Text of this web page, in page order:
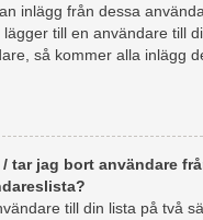
inlägg från dessa
till en användare till
så kommer alla inlägg
tar jag bort användare
till din lista på två